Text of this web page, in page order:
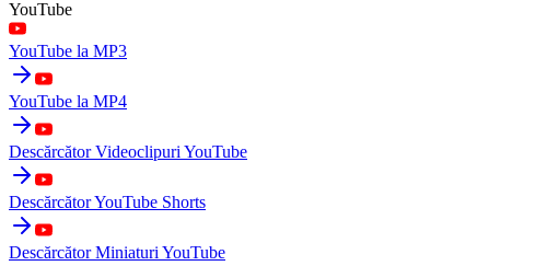
YouTube
YouTube la MP3
YouTube la MP4
Descărcător Videoclipuri YouTube
Descărcător YouTube Shorts
Descărcător Miniaturi YouTube